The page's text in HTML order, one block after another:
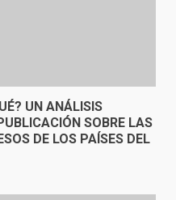
UN ANÁLISIS
SOBRE LAS
DE LOS PAÍSES DEL